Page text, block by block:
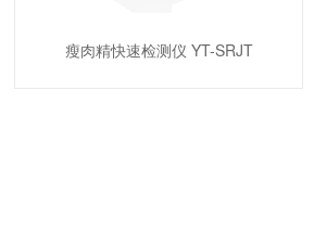
瘦肉精快速检测仪 YT-SRJT